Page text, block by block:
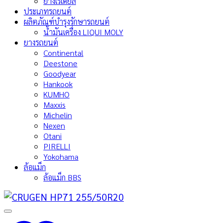
ประเภทรถยนต์
ผลิตภัณฑ์บำรุงรักษารถยนต์
น้ำมันเครื่อง LIQUI MOLY
ยางรถยนต์
Continental
Deestone
Goodyear
Hankook
KUMHO
Maxxis
Michelin
Nexen
Otani
PIRELLI
Yokohama
ล้อแม็ก
ล้อแม็ก BBS